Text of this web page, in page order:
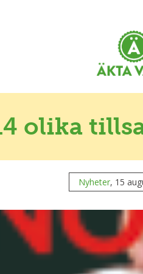
olika
Nyheter, 15